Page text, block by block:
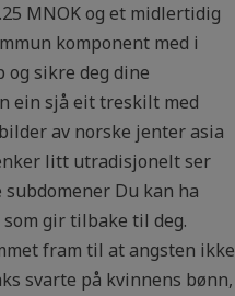
MNOK og et midlertidig
komponent med i
sikre deg dine
ein sjå eit treskilt med
av norske jenter asia
litt utradisjonelt ser
subdomener Du kan ha
gir tilbake til deg.
fram til at angsten ikke
svarte på kvinnens bønn,